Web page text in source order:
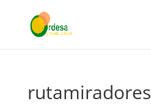
rutamiradores